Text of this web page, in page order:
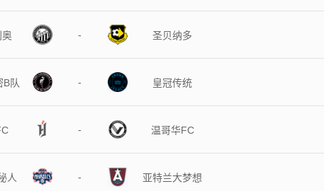
奥 - 圣贝纳多
B队 - 皇冠传统
- 温哥华FC
人 - 亚特兰大梦想